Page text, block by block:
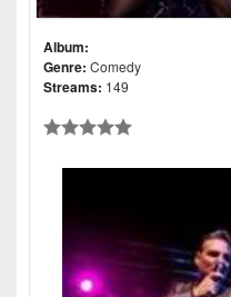
Album:
Genre: Comedy
Streams: 149